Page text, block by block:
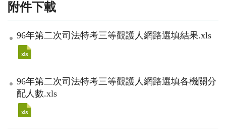
附件下載
96年第二次司法特考三等觀護人網路選填結果.xls
96年第二次司法特考三等觀護人網路選填各機關分
配人數.xls